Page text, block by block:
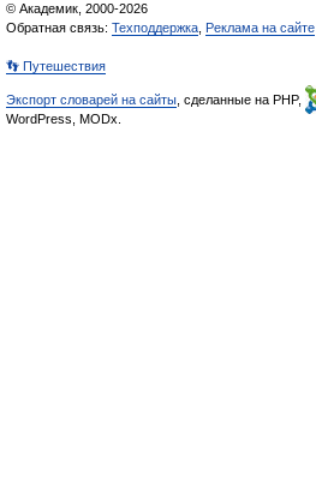
© Академик, 2000-2026
Обратная связь: Техподдержка Реклама на сайте
👣 Путешествия
Экспорт словарей на сайты , сделанные на PHP,
WordPress, MODx.